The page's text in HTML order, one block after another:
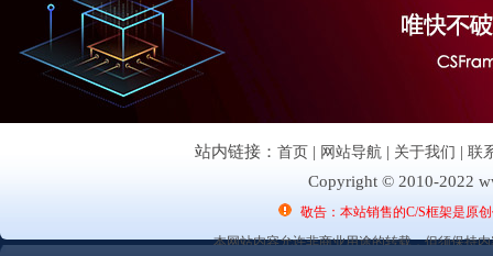
站内链接： 首页 | 网站导航 | 关于我们 | 联
Copyright © 2010-2022
敬告：本站销售的C/S框架是原
本网站内容允许非商业用途的转载，但须保持